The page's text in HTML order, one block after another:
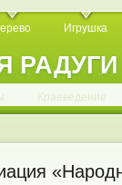
РАДУГИ
Игрушка
. . .
Краеведение